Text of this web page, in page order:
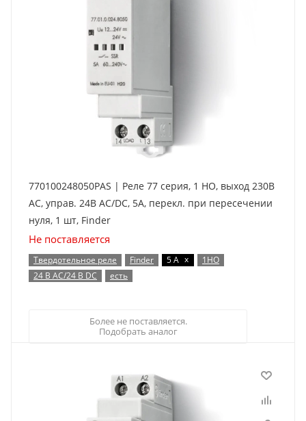
770100248050PAS | Реле 77 серия, 1 НО, выход 230В
AC, управ. 24В AC/DC, 5А, перекл. при пересечении
нуля, 1 шт, Finder
Не поставляется
Твердотельное реле Finder 5 А x
1НО
24 В AC/24 В DC
есть
Более не поставляется.
Подобрать аналог